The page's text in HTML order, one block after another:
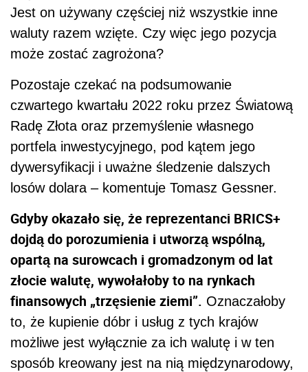
Jest on używany częściej niż wszystkie inne
waluty razem wzięte. Czy więc jego pozycja
może zostać zagrożona?
Pozostaje czekać na podsumowanie
czwartego kwartału 2022 roku przez Światową
Radę Złota oraz przemyślenie własnego
portfela inwestycyjnego, pod kątem jego
dywersyfikacji i uważne śledzenie dalszych
losów dolara – komentuje Tomasz Gessner.
Gdyby okazało się, że reprezentanci BRICS+
dojdą do porozumienia i utworzą wspólną,
opartą na surowcach i gromadzonym od lat
złocie walutę, wywołałoby to na rynkach
finansowych „trzęsienie ziemi”. Oznaczałoby
to, że kupienie dóbr i usług z tych krajów
możliwe jest wyłącznie za ich walutę i w ten
sposób kreowany jest na nią międzynarodowy,